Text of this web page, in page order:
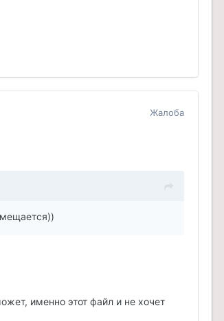
Жалоба
именно этот файл и не хочет